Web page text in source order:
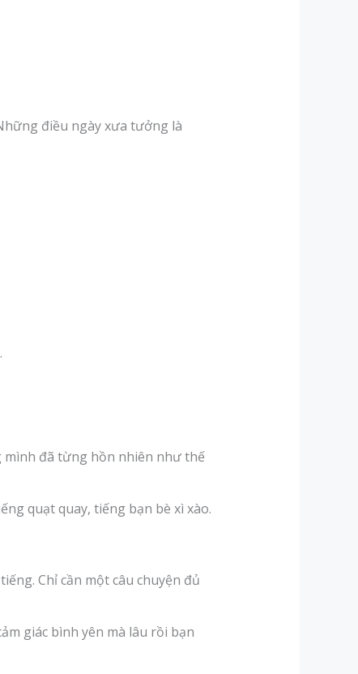
điều ngày xưa tưởng là
mình đã từng hồn nhiên như thế
quạt quay, tiếng bạn bè xì xào.
Chỉ cần một câu chuyện đủ
giác bình yên mà lâu rồi bạn